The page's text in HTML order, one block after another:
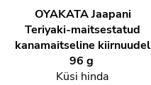
OYAKATAJaapani
Teriyaki-maitsestatud
kanamaitseline kiirnuudel
96 g
Küsi hinda